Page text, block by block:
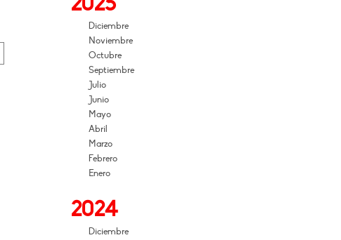
Diciembre
Noviembre
Octubre
Septiembre
Julio
Junio
Mayo
Abril
Marzo
Febrero
Enero
2024
Diciembre